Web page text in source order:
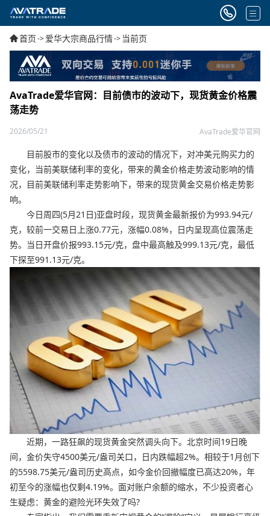
首页->爱华大宗商品行情-> 当前页
AvaTrade爱华官网：目前债市的波动下，现货黄金价格震
荡走势
2026/05/21 AvaTrade爱华官网
目前股市的变化以及债市的波动的情况下，对冲美元购买力的
变化，当前美联储利率的变化，带来的黄金价格走势波动影响的情
况，目前美联储利率走势影响下，带来的现货黄金交易价格走势影
响。
今日周四(5月21日)亚盘时段，现货黄金最新报价为993.94元/
克，较前一交易日上涨0.77元，涨幅0.08%，日内呈现高位震荡走
势。当日开盘价报993.15元/克，盘中最高触及999.13元/克，最低
下探至991.13元/克。
近期，一路狂飙的现货黄金突然调头向下。北京时间19日晚
间，金价失守4500美元/盎司关口，日内跌幅超2%。相较于1月创下
的5598.75美元/盎司历史高点，如今金价回撤幅度已高达20%，年
初至今的涨幅也仅剩4.19%。面对账户余额的缩水，不少投资者心
生疑虑：黄金的避险光环失效了吗?